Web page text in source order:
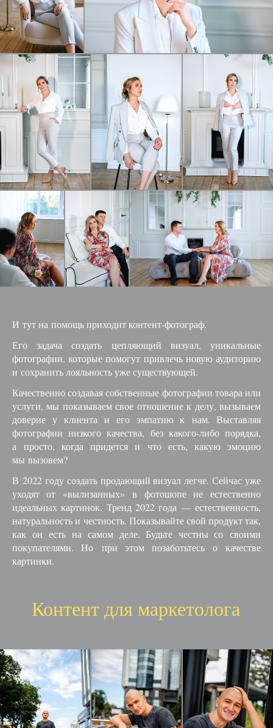
И тут на помощь приходит контент-фотограф.
Его задача создать цепляющий визуал, уникальные
фотографии, которые помогут привлечь новую аудиторию
и сохранить лояльность уже существующей.
Качественно создавая собственные фотографии товара или
услуги, мы показываем свое отношение к делу, вызываем
доверие у клиента и его эмпатию к нам. Выставляя
фотографии низкого качества, без какого-либо порядка,
а просто, когда придется и что есть, какую эмоцию
мы вызовем?
В 2022 году создать продающий визуал легче. Сейчас уже
уходят от «вылизанных» в фотошопе не естественно
идеальных картинок. Тренд 2022 года — естественность,
натуральность и честность. Показывайте свой продукт так,
как он есть на самом деле. Будьте честны со своими
покупателями. Но при этом позаботьтесь о качестве
картинки.
Контент для маркетолога